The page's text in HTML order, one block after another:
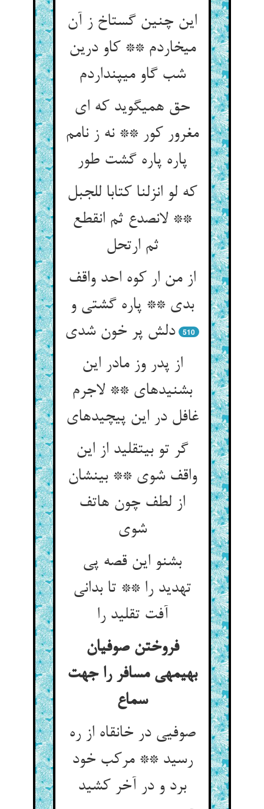
این چنین گستاخ ز آن
می‏خاردم ** کاو درین
شب گاو می‏پنداردم‏
حق همی‏گوید که ای
مغرور کور ** نه ز نامم
پاره پاره گشت طور
که لو انزلنا کتابا للجبل
** لانصدع ثم انقطع
ثم ارتحل‏
از من ار کوه احد واقف
بدی ** پاره گشتی و
دلش پر خون شدی‏
510
از پدر وز مادر این
بشنیده‏ای ** لاجرم
غافل در این پیچیده‏ای‏
گر تو بی‏تقلید از این
واقف شوی ** بی‏نشان
از لطف چون هاتف
شوی‏
بشنو این قصه پی
تهدید را ** تا بدانی
آفت تقلید را
فروختن صوفیان
بهیمه‏ی مسافر را جهت
سماع
صوفیی در خانقاه از ره
رسید ** مرکب خود
برد و در آخر کشید